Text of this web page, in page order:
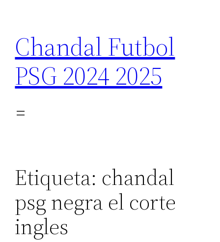
contenido
Chandal Futbol
PSG 2024 2025
Etiqueta: chandal
psg negra el corte
ingles